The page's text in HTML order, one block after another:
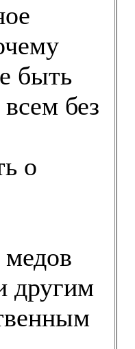
быть
без
о
медов
другим